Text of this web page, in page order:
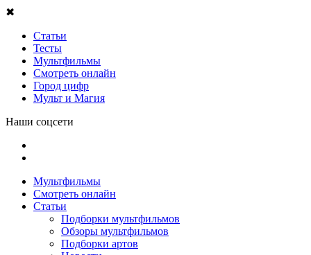
✖
Статьи
Тесты
Мультфильмы
Смотреть онлайн
Город цифр
Мульт и Магия
Наши соцсети
Мультфильмы
Смотреть онлайн
Статьи
Подборки мультфильмов
Обзоры мультфильмов
Подборки артов